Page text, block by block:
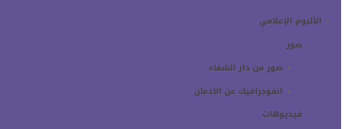
الألبوم الإعلامي
صور
صور من دار الشفاء
انفوجرافيك عن الادمان
فيديوهات